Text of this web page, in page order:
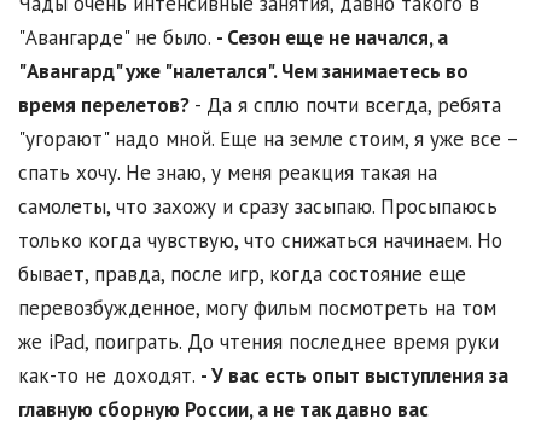
"Авангарде" не было. - Сезон еще не начался, а
"Авангард" уже "налетался". Чем занимаетесь во
время перелетов? - Да я сплю почти всегда, ребята
"угорают" надо мной. Еще на земле стоим, я уже все –
спать хочу. Не знаю, у меня реакция такая на
самолеты, что захожу и сразу засыпаю. Просыпаюсь
только когда чувствую, что снижаться начинаем. Но
бывает, правда, после игр, когда состояние еще
перевозбужденное, могу фильм посмотреть на том
же iPad, поиграть. До чтения последнее время руки
как-то не доходят. - У вас есть опыт выступления за
главную сборную России, а не так давно вас